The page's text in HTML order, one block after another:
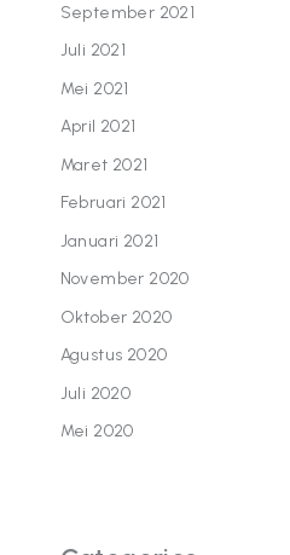
September 2021
Juli 2021
Mei 2021
April 2021
Maret 2021
Februari 2021
Januari 2021
November 2020
Oktober 2020
Agustus 2020
Juli 2020
Mei 2020